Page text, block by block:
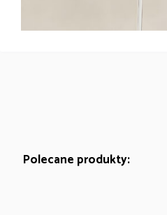
Polecane produkty: